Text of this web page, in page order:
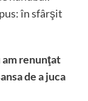
în sfârşit
am renunţat
de a juca